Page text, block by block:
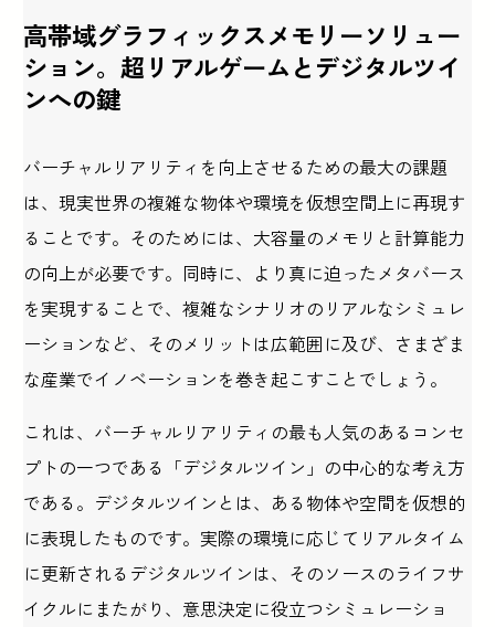
高帯域グラフィックスメモリーソリュー
ション。超リアルゲームとデジタルツイ
ンへの鍵
バーチャルリアリティを向上させるための最大の課題
は、現実世界の複雑な物体や環境を仮想空間上に再現す
ることです。そのためには、大容量のメモリと計算能力
の向上が必要です。同時に、より真に迫ったメタバース
を実現することで、複雑なシナリオのリアルなシミュレ
ーションなど、そのメリットは広範囲に及び、さまざま
な産業でイノベーションを巻き起こすことでしょう。
これは、バーチャルリアリティの最も人気のあるコンセ
プトの一つである「デジタルツイン」の中心的な考え方
である。デジタルツインとは、ある物体や空間を仮想的
に表現したものです。実際の環境に応じてリアルタイム
に更新されるデジタルツインは、そのソースのライフサ
イクルにまたがり、意思決定に役立つシミュレーショ